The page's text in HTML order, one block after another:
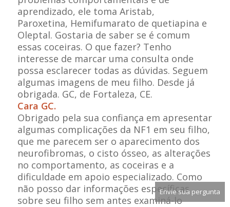
Envie sua pergunta
aprendizado, ele toma Aristab,
Paroxetina, Hemifumarato de quetiapina e
Oleptal. Gostaria de saber se é comum
essas coceiras. O que fazer? Tenho
interesse de marcar uma consulta onde
possa esclarecer todas as dúvidas. Seguem
algumas imagens de meu filho. Desde já
obrigada. GC, de Fortaleza, CE.
Cara GC.
Obrigado pela sua confiança em apresentar
algumas complicações da NF1 em seu filho,
que me parecem ser o aparecimento dos
neurofibromas, o cisto ósseo, as alterações
no comportamento, as coceiras e a
dificuldade em apoio especializado. Como
não posso dar informações específicas
sobre seu filho sem antes examiná-lo